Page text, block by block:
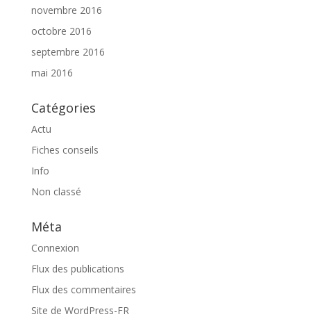
novembre 2016
octobre 2016
septembre 2016
mai 2016
Catégories
Actu
Fiches conseils
Info
Non classé
Méta
Connexion
Flux des publications
Flux des commentaires
Site de WordPress-FR